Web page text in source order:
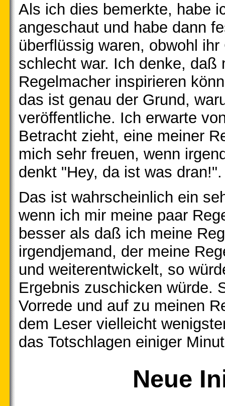
Als ich dies bemerkte, habe
angeschaut und habe dann
überflüssig waren, obwohl
schlecht war. Ich denke, daß
Regelmacher inspirieren
das ist genau der Grund,
veröffentliche. Ich erwarte
Betracht zieht, eine meiner
mich sehr freuen, wenn
denkt "Hey, da ist was dran!".
Das ist wahrscheinlich ein
wenn ich mir meine paar
besser als daß ich meine
irgendjemand, der meine
und weiterentwickelt, so
Ergebnis zuschicken würde.
Vorrede und auf zu meinen
dem Leser vielleicht
das Totschlagen einiger
Neue